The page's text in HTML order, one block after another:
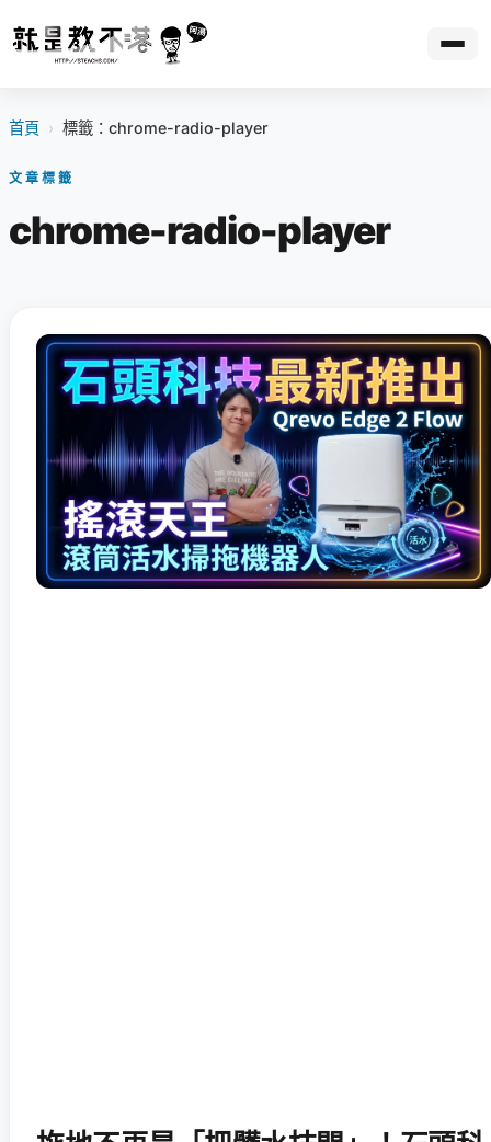
首頁 › 標籤：chrome-radio-player
文章標籤
chrome-radio-player